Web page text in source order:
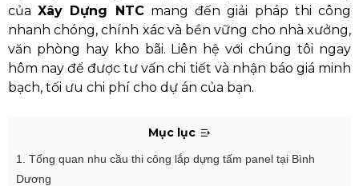
củaXây Dựng NTCmang đến giải pháp thi công
nhanh chóng, chính xác và bền vững cho nhà xưởng,
văn phòng hay kho bãi. Liên hệ với chúng tôi ngay
hôm nay để được tư vấn chi tiết và nhận báo giá minh
bạch, tối ưu chi phí cho dự án của bạn.
Mục lục
1. Tổng quan nhu cầu thi công lắp dựng tấm panel tại Bình
Dương